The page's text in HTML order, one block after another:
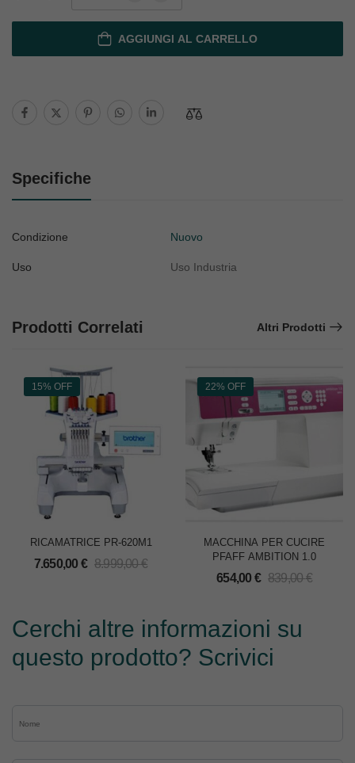
AGGIUNGI AL CARRELLO
Specifiche
Condizione Nuovo
Uso Uso Industria
Prodotti Correlati Altri Prodotti
15% OFF
RICAMATRICE PR-620M1
7.650,00 € 8.999,00€
22% OFF
MACCHINA PER CUCIRE
PFAFF AMBITION 1.0
654,00 € 839,00€
Cerchi altre informazioni su
questo prodotto? Scrivici